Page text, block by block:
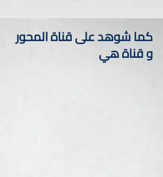
كما شوهد على قناة المحور
و قناة هي